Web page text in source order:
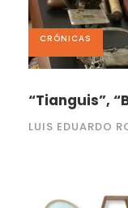
CRÓNICAS
“Tianguis”,
LUIS EDUARDO